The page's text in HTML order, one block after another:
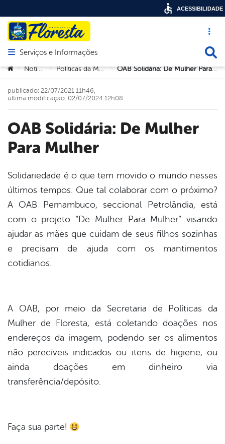
Acesso
Abrir menu principal de navegação
Serviços e Informações
Você está aqui:
> Notícias > Políticas da Mulher > OAB Solidária: De Mulher Para Mulher
OAB Solidária: De Mulher
Para Mulher
publicado: 22/07/2021 11h46,
última modificação: 02/07/2024 12h08
Solidariedade é o que tem movido o mundo nesses
últimos tempos. Que tal colaborar com o próximo?
A OAB Pernambuco, seccional Petrolândia, está
com o projeto “De Mulher Para Mulher” visando
ajudar as mães que cuidam de seus filhos sozinhas
e precisam de ajuda com os mantimentos
cotidianos.
A OAB, por meio da Secretaria de Políticas da
Mulher de Floresta, está coletando doações nos
endereços da imagem, podendo ser os alimentos
não perecíveis indicados ou itens de higiene, ou
ainda doações em dinheiro via
transferência/depósito.
Faça sua parte!
ACESSIBILIDADE